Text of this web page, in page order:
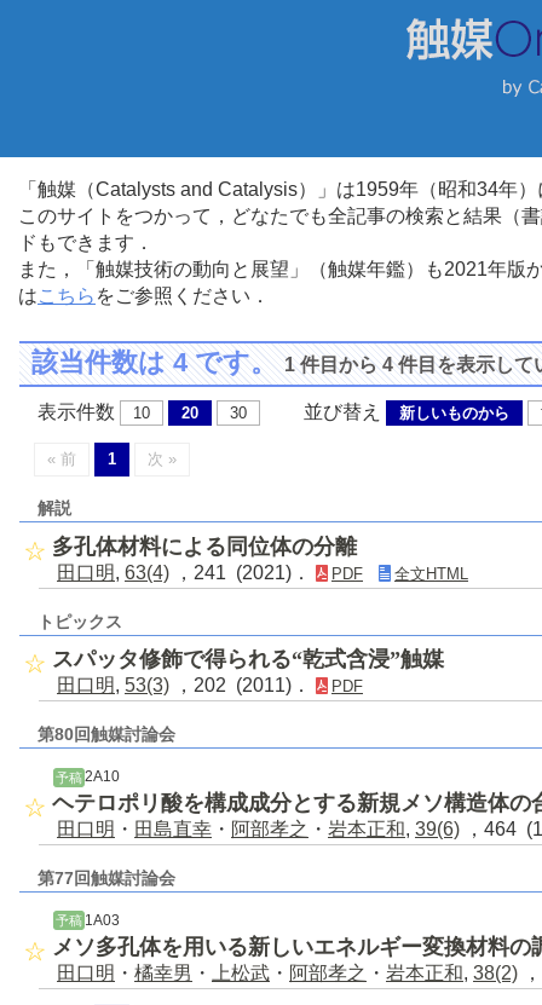
「触媒（Catalysts and Catalysis）」は1959年（昭和34年
このサイトをつかって，どなたでも全記事の検索と結果（
ドもできます．
また，「触媒技術の動向と展望」（触媒年鑑）も2021年
はこちら をご参照ください．
該当件数は 4 です。1 件目から 4 件目を表示して
表示件数 10 20 30 並び替え 新しいものから
« 前 1 次 »
解説
多孔体材料による同位体の分離
田口明, 63(4) ，241 (2021)． PDF 全文HTML
トピックス
スパッタ修飾で得られる“乾式含浸”触媒
田口明, 53(3) ，202 (2011)． PDF
第80回触媒討論会
予稿2A10
ヘテロポリ酸を構成成分とする新規メソ構造体の
田口明 ・ 田島直幸 ・ 阿部孝之 ・ 岩本正和, 39(6) ，464
第77回触媒討論会
予稿 1A03
メソ多孔体を用いる新しいエネルギー変換材料の
田口明 ・ 橘幸男 ・ 上松武 ・ 阿部孝之 ・ 岩本正和, 38(2)